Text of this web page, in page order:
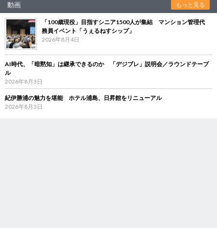
動画 もっと見る
「100歳現役」目指すシニア1500人が集結 マンション管理代
務員イベント「うぇるねすシップ」
2026年8月4日
AI時代、「暗黙知」は継承できるのか 「デジブレ」説明会／ラウンドテーブ
ル
2026年8月3日
紀伊勝浦の魅力を堪能 ホテル浦島、日昇館をリニューアル
2026年8月3日